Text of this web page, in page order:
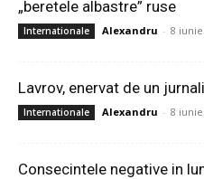
„beretele albastre” ruse
Internationale Alexandru - 8 iunie
Lavrov, enervat de un
Internationale Alexandru - 8 iunie
Consecintele negative in